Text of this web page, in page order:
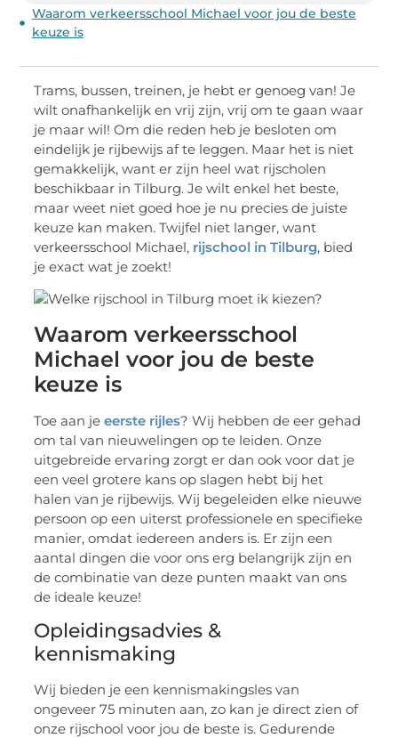
Waarom verkeersschool Michael voor jou de beste
keuze is
Trams, bussen, treinen, je hebt er genoeg van! Je
wilt onafhankelijk en vrij zijn, vrij om te gaan waar
je maar wil! Om die reden heb je besloten om
eindelijk je rijbewijs af te leggen. Maar het is niet
gemakkelijk, want er zijn heel wat rijscholen
beschikbaar in Tilburg. Je wilt enkel het beste,
maar weet niet goed hoe je nu precies de juiste
keuze kan maken. Twijfel niet langer, want
verkeersschool Michael, rijschool in Tilburg, bied
je exact wat je zoekt!
Waarom verkeersschool
Michael voor jou de beste
keuze is
Toe aan jeeerste rijles? Wij hebben de eer gehad
om tal van nieuwelingen op te leiden. Onze
uitgebreide ervaring zorgt er dan ook voor dat je
een veel grotere kans op slagen hebt bij het
halen van je rijbewijs. Wij begeleiden elke nieuwe
persoon op een uiterst professionele en specifieke
manier, omdat iedereen anders is. Er zijn een
aantal dingen die voor ons erg belangrijk zijn en
de combinatie van deze punten maakt van ons
de ideale keuze!
Opleidingsadvies &
kennismaking
Wij bieden je een kennismakingsles van
ongeveer 75 minuten aan, zo kan je direct zien of
onze rijschool voor jou de beste is. Gedurende